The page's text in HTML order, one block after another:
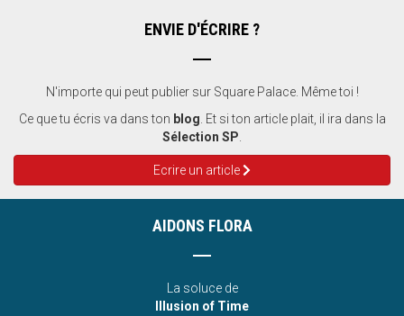
ENVIE D'ÉCRIRE ?
N'importe qui peut publier sur Square Palace. Même toi !
Ce que tu écris va dans ton blog. Et si ton article plait, il ira dans la
Sélection SP.
Ecrire un article
AIDONS FLORA
La soluce de
Illusion of Time